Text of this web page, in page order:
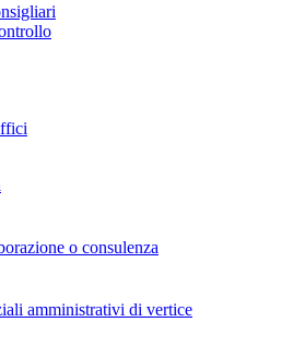
o consulenza
amministrativi di vertice